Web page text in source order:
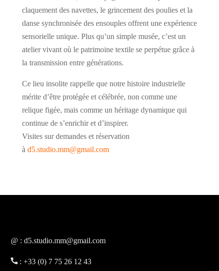
claquement des navettes, le grincement des poulies et la
danse synchronisée des ensouples offrent une expérience
sensorielle unique. Plus qu’un simple musée, c’est un
atelier vivant où le patrimoine textile se perpétue grâce à
la transmission entre générations.
Ce lieu insolite rappelle que notre histoire industrielle
mérite d’être protégée et célébrée, non comme une
relique figée, mais comme un héritage dynamique qui
continue de s’enrichir et d’inspirer.
Visites sur demandes et réservation
à d5.studio.mm@gmail.com
@ : d5.studio.mm@gmail.com
: +33 (0) 7 75 26 12 43